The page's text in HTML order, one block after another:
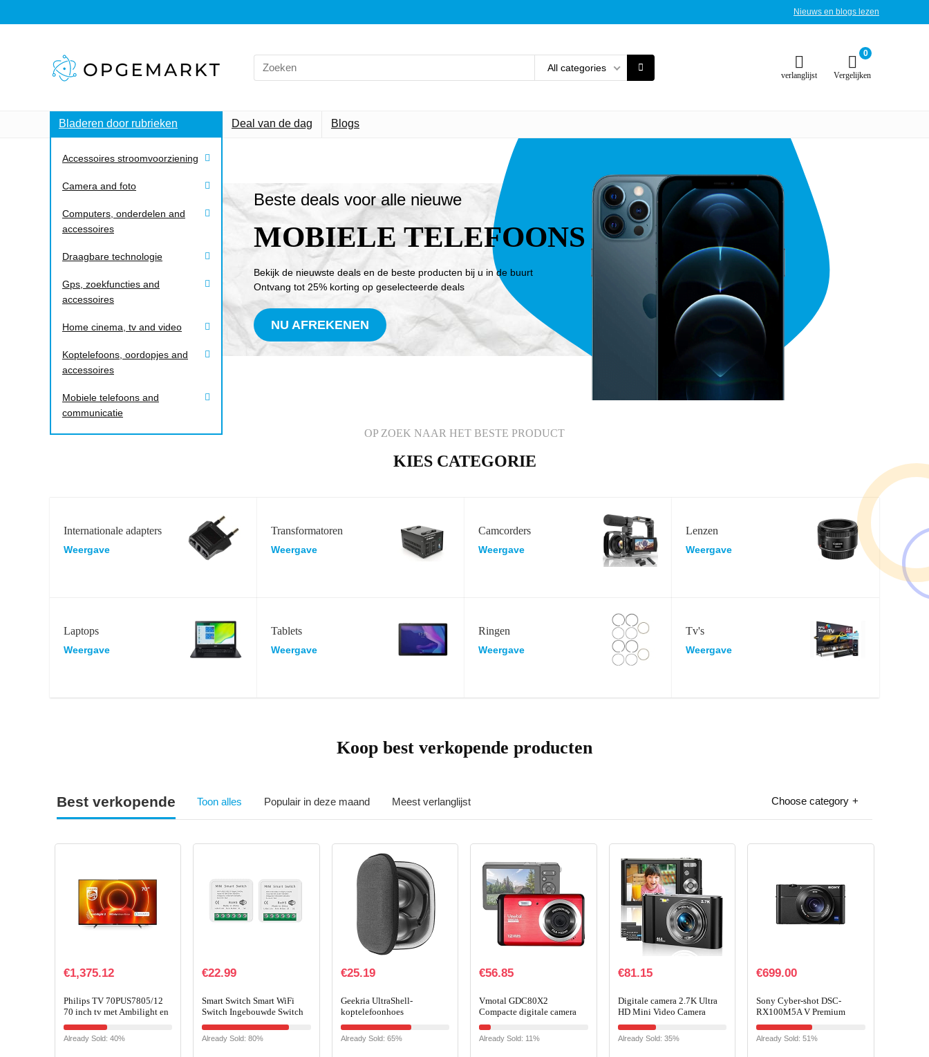
Nieuws en blogs lezen
All categories
verlanglijst
0
Vergelijken
Bladeren door rubrieken
Accessoires stroomvoorziening
Camera and foto
Computers, onderdelen and
accessoires
Draagbare technologie
Gps, zoekfuncties and
accessoires
Home cinema, tv and video
Koptelefoons, oordopjes and
accessoires
Mobiele telefoons and
communicatie
Deal van de dag Blogs
Beste deals voor alle nieuwe
MOBIELE TELEFOONS
Bekijk de nieuwste deals en de beste producten bij u in de buurt
Ontvang tot 25% korting op geselecteerde deals
NU AFREKENEN
OP ZOEK NAAR HET BESTE PRODUCT
KIES CATEGORIE
Internationale adapters
Weergave
Laptops
Weergave
Transformatoren
Weergave
Tablets
Weergave
Camcorders
Weergave
Ringen
Weergave
Lenzen
Weergave
Tv's
Weergave
Koop best verkopende producten
Best verkopende Toon alles Populair in deze maand Meest verlanglijst Choose category
€1,375.12
Philips TV 70PUS7805/12
70 inch tv met Ambilight en
spraakbesturing (4K UHD
LED TV, HDR10+, Dolby
Vision, Dolby Atmos…
Already Sold: 40%
€22.99
Smart Switch Smart WiFi
Switch Ingebouwde Switch
Relay Module
Afstandsbediening met
Smart Life, Google Home,
Already Sold: 80%
€25.19
Geekria UltraShell-
koptelefoonhoes
Compatibel met JBL Tour
ONE, Live 650 BTNC,
TUNE 750, Live 500BT,
Already Sold: 65%
€56.85
Vmotal GDC80X2
Compacte digitale camera
met 8x digitale zoom / 20
MP/FHD compactcamera /
2,8″ TFT LCD-schermcamera
Already Sold: 11%
€81.15
Digitale camera 2.7K Ultra
HD Mini Video Camera
44MP 2.8 Inch LCD
Oplaadbare Studenten
Compacte Camera Pocket
Already Sold: 35%
€699.00
Sony Cyber-shot DSC-
RX100M5A V Premium
compacte digitale camera,
20,1 MP, 7,6 cm, 3 inch
display, 1 inch sensor, 24-
Already Sold: 51%